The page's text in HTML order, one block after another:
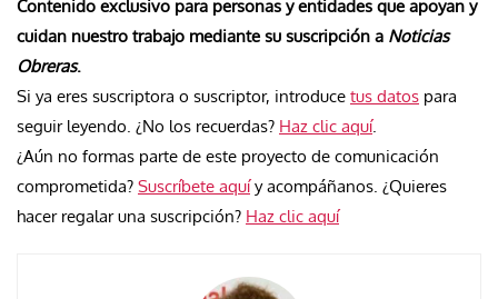
Contenido exclusivo para personas y entidades que apoyan y
cuidan nuestro trabajo mediante su suscripción a Noticias
Obreras.
Si ya eres suscriptora o suscriptor, introduce tus datos para
seguir leyendo. ¿No los recuerdas? Haz clic aquí.
¿Aún no formas parte de este proyecto de comunicación
comprometida? Suscríbete aquíy acompáñanos. ¿Quieres
hacer regalar una suscripción? Haz clic aquí